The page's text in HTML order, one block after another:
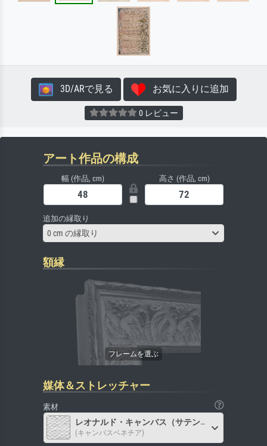
3D/ARで見る お気に入りに追加
0 レビュー
アート作品の構成
幅 (作品, cm) 高さ (作品, cm)
追加の縁取り
0 cm の縁取り
額縁
媒体＆ストレッチャー
素材
レオナルド・キャンバス（サテン）
(キャンバスベネチア)